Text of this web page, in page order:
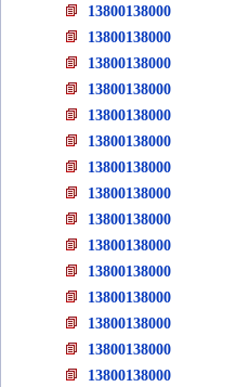
13800138000
13800138000
13800138000
13800138000
13800138000
13800138000
13800138000
13800138000
13800138000
13800138000
13800138000
13800138000
13800138000
13800138000
13800138000